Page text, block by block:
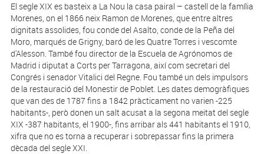
El segle XIX es basteix a La Nou la casa pairal – castell de la família
Morenes, on el 1866 neix Ramon de Morenes, que entre altres
dignitats assolides, fou conde del Asalto, conde de la Peña del
Moro, marqués de Grigny, baró de les Quatre Torres i vescomte
d'Alesson. També fou director de la Escuela de Agrónomos de
Madrid i diputat a Corts per Tarragona, així com secretari del
Congrés i senador Vitalici del Regne. Fou també un dels impulsors
de la restauració del Monestir de Poblet. Les dates demogràfiques
que van des de 1787 fins a 1842 pràcticament no varien -225
habitants-, però donen un salt acusat a la segona meitat del segle
XIX -387 habitants, el 1900-, fins arribar als 441 habitants el 1910,
xifra que no es torna a recuperar i sobrepassar fins la primera
dècada del segle XXI.